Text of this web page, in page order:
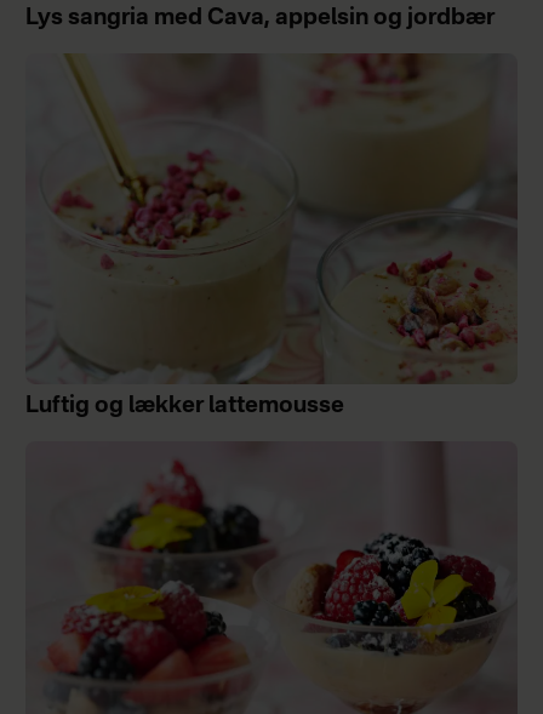
Lys sangria med Cava, appelsin og jordbær
Luftig og lækker lattemousse